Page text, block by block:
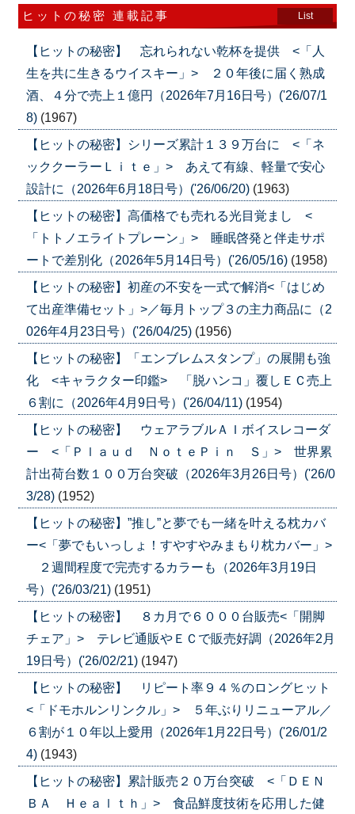
ヒットの秘密 連載記事 List
【ヒットの秘密】 忘れられない乾杯を提供 <「人
生を共に生きるウイスキー」> ２０年後に届く熟成
酒、４分で売上１億円（2026年7月16日号）('26/07/1
8) (1967)
【ヒットの秘密】シリーズ累計１３９万台に <「ネ
ッククーラーＬｉｔｅ」> あえて有線、軽量で安心
設計に（2026年6月18日号）('26/06/20) (1963)
【ヒットの秘密】高価格でも売れる光目覚まし <
「トトノエライトプレーン」> 睡眠啓発と伴走サポ
ートで差別化（2026年5月14日号）('26/05/16) (1958)
【ヒットの秘密】初産の不安を一式で解消<「はじめ
て出産準備セット」>／毎月トップ３の主力商品に（2
026年4月23日号）('26/04/25) (1956)
【ヒットの秘密】「エンブレムスタンプ」の展開も強
化 <キャラクター印鑑> 「脱ハンコ」覆しＥＣ売上
６割に（2026年4月9日号）('26/04/11) (1954)
【ヒットの秘密】 ウェアラブルＡＩボイスレコーダ
ー <「Ｐｌａｕｄ ＮｏｔｅＰｉｎ Ｓ」> 世界累
計出荷台数１００万台突破（2026年3月26日号）('26/0
3/28) (1952)
【ヒットの秘密】”推し”と夢でも一緒を叶える枕カバ
ー<「夢でもいっしょ！すやすやみまもり枕カバー」>
２週間程度で完売するカラーも（2026年3月19日
号）('26/03/21) (1951)
【ヒットの秘密】 ８カ月で６０００台販売<「開脚
チェア」> テレビ通販やＥＣで販売好調（2026年2月
19日号）('26/02/21) (1947)
【ヒットの秘密】 リピート率９４％のロングヒット
<「ドモホルンリンクル」> ５年ぶりリニューアル／
６割が１０年以上愛用（2026年1月22日号）('26/01/2
4) (1943)
【ヒットの秘密】累計販売２０万台突破 <「ＤＥＮ
ＢＡ Ｈｅａｌｔｈ」> 食品鮮度技術を応用した健